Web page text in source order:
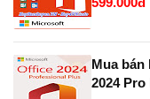
Mua bán
2024